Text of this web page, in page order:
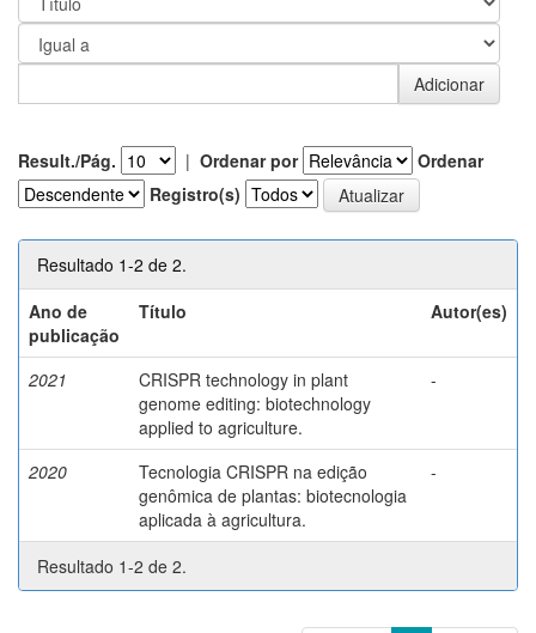
Result./Pág. | Ordenar por
Ordenar
Registro(s)
Resultado 1-2 de 2.
Ano de
publicação
Título Autor(es)
2021
CRISPR technology in plant
genome editing: biotechnology
applied to agriculture.
-
2020
Tecnologia CRISPR na edição
genômica de plantas: biotecnologia
aplicada à agricultura.
-
Resultado 1-2 de 2.